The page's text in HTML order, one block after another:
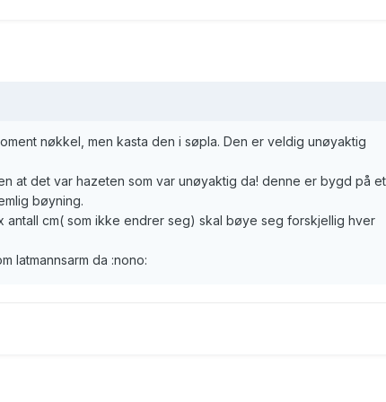
nøkkel, men kasta den i søpla. Den er veldig unøyaktig
at det var hazeten som var unøyaktig da! denne er bygd på
bøyning.
antall cm( som ikke endrer seg) skal bøye seg forskjellig hver
latmannsarm da :nono: